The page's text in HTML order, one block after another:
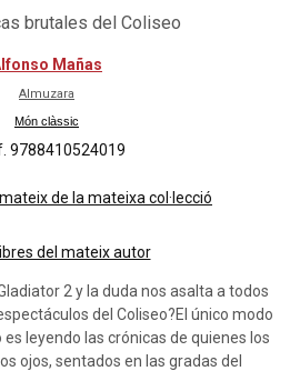
brutales del Coliseo
Mañas
Almuzara
Món clàssic
9788410524019
de la mateixa col·lecció
del mateix autor
2 y la duda nos asalta a todos
del Coliseo?El único modo
leyendo las crónicas de quienes los
ojos, sentados en las gradas del